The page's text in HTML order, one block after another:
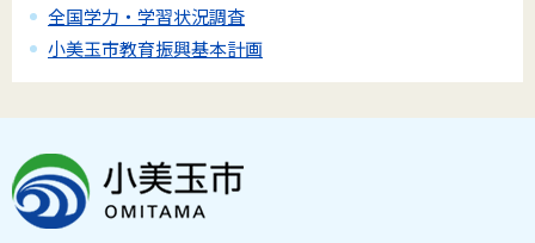
全国学力・学習状況調査
小美玉市教育振興基本計画